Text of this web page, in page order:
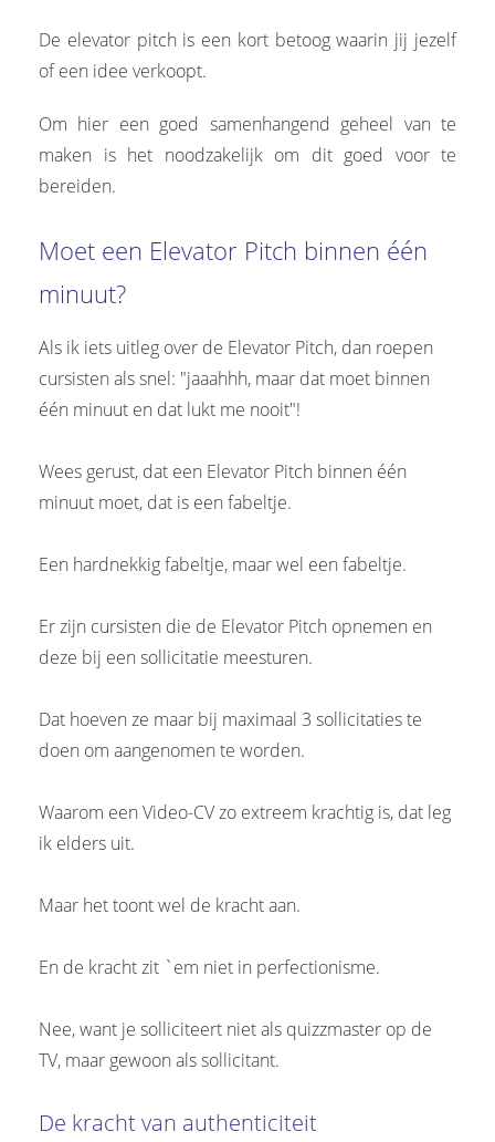
De elevator pitch is een kort betoog waarin jij jezelf
of een idee verkoopt.
Om hier een goed samenhangend geheel van te
maken is het noodzakelijk om dit goed voor te
bereiden.
Moet een Elevator Pitch binnen één
minuut?
Als ik iets uitleg over de Elevator Pitch, dan roepen
cursisten als snel: "jaaahhh, maar dat moet binnen
één minuut en dat lukt me nooit"!
Wees gerust, dat een Elevator Pitch binnen één
minuut moet, dat is een fabeltje.
Een hardnekkig fabeltje, maar wel een fabeltje.
Er zijn cursisten die de Elevator Pitch opnemen en
deze bij een sollicitatie meesturen.
Dat hoeven ze maar bij maximaal 3 sollicitaties te
doen om aangenomen te worden.
Waarom een Video-CV zo extreem krachtig is, dat leg
ik elders uit.
Maar het toont wel de kracht aan.
En de kracht zit `em niet in perfectionisme.
Nee, want je solliciteert niet als quizzmaster op de
TV, maar gewoon als sollicitant.
De kracht van authenticiteit